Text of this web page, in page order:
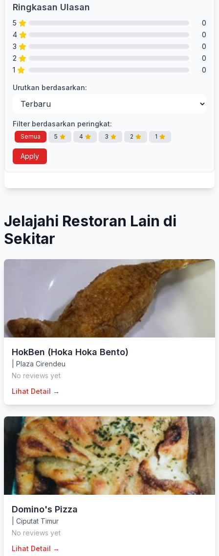
Ringkasan Ulasan
5
0
4
0
3
0
2
0
1
0
Urutkan berdasarkan:
Filter berdasarkan peringkat:
Semua 5 4 3 2 1
Apply
Jelajahi Restoran Lain di
Sekitar
HokBen (Hoka Hoka Bento)
Plaza Cirendeu
No reviews yet
Lihat Detail →
Domino's Pizza
Ciputat Timur
No reviews yet
Lihat Detail →